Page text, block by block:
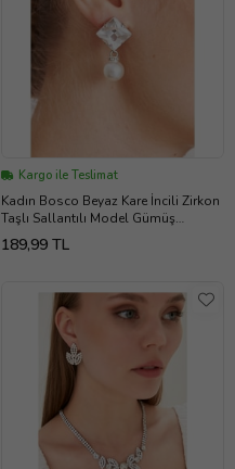
Kargo ile Teslimat
Kadın Bosco Beyaz Kare İncili Zirkon
Taşlı Sallantılı Model Gümüş
Kaplama Elbise Kombin Günlük
Küpe
189,99 TL